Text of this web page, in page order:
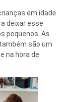
em idade
deixar esse
pequenos. As
são um
na hora de